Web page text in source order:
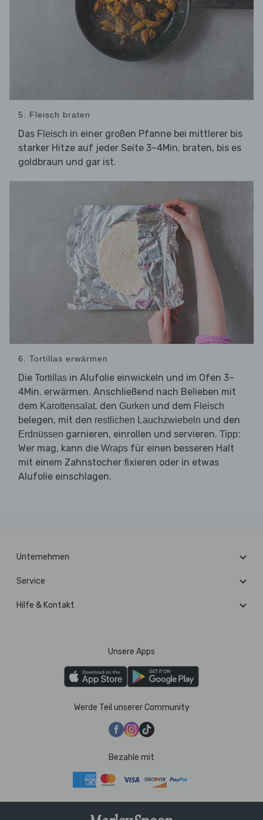
5. Fleisch braten
Das Fleisch in einer großen Pfanne bei mittlerer bis
starker Hitze auf jeder Seite 3–4Min. braten, bis es
goldbraun und gar ist.
6. Tortillas erwärmen
Die Tortillas in Alufolie einwickeln und im Ofen 3–
4Min. erwärmen. Anschließend nach Belieben mit
dem Karottensalat, den Gurken und dem Fleisch
belegen, mit den restlichen Lauchzwiebeln und den
Erdnüssen garnieren, einrollen und servieren. Tipp:
Wer mag, kann die Wraps für einen besseren Halt
mit einem Zahnstocher fixieren oder in etwas
Alufolie einschlagen.
Unternehmen
Service
Hilfe & Kontakt
Unsere Apps
Werde Teil unserer Community
Bezahle mit